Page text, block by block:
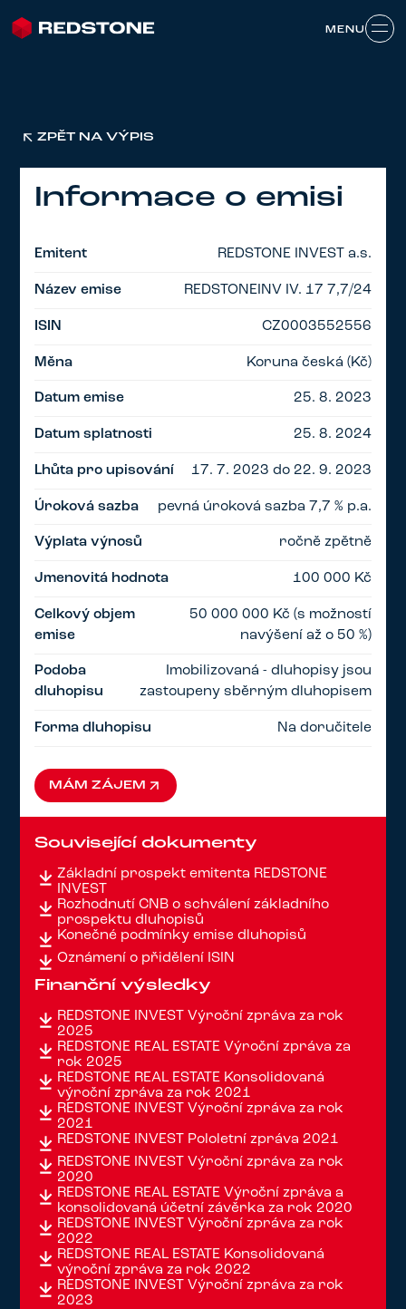
MENU
ZPĚT NA VÝPIS
Informace o emisi
Emitent REDSTONE INVEST a.s.
Název emise REDSTONEINV IV. 17 7,7/24
ISIN CZ0003552556
Měna Koruna česká (Kč)
Datum emise 25. 8. 2023
Datum splatnosti 25. 8. 2024
Lhůta pro upisování 17. 7. 2023 do 22. 9. 2023
Úroková sazba pevná úroková sazba 7,7 % p.a.
Výplata výnosů ročně zpětně
Jmenovitá hodnota 100 000 Kč
Celkový objem
emise
50 000 000 Kč (s možností
navýšení až o 50 %)
Podoba
dluhopisu
Imobilizovaná - dluhopisy jsou
zastoupeny sběrným dluhopisem
Forma dluhopisu Na doručitele
MÁM ZÁJEM
MÁM ZÁJEM
Související dokumenty
Základní prospekt emitenta REDSTONE
INVEST
Rozhodnutí ČNB o schválení základního
prospektu dluhopisů
Konečné podmínky emise dluhopisů
Oznámení o přidělení ISIN
Finanční výsledky
REDSTONE INVEST Výroční zpráva za rok
2025
REDSTONE REAL ESTATE Výroční zpráva za
rok 2025
REDSTONE REAL ESTATE Konsolidovaná
výroční zpráva za rok 2021
REDSTONE INVEST Výroční zpráva za rok
2021
REDSTONE INVEST Pololetní zpráva 2021
REDSTONE INVEST Výroční zpráva za rok
2020
REDSTONE REAL ESTATE Výroční zpráva a
konsolidovaná účetní závěrka za rok 2020
REDSTONE INVEST Výroční zpráva za rok
2022
REDSTONE REAL ESTATE Konsolidovaná
výroční zpráva za rok 2022
REDSTONE INVEST Výroční zpráva za rok
2023